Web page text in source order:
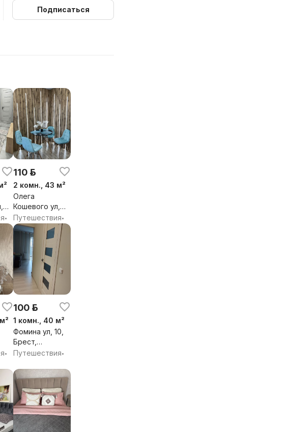
уборка всей квартиры,
Подписаться
•
110 р.
2 комн., 43 м²
Олега
Кошевого ул,
2Б, Брест,
Брестская обл.
Путешествия•
•
100 р.
1 комн., 40 м²
Фомина ул, 10,
Брест,
Брестская обл.
Путешествия•